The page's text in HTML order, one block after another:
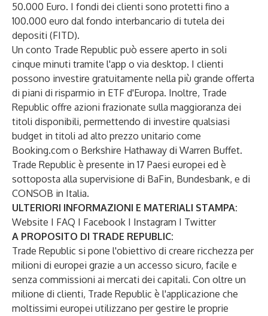
50.000 Euro. I fondi dei clienti sono protetti fino a
100.000 euro dal fondo interbancario di tutela dei
depositi (FITD).
Un conto Trade Republic può essere aperto in soli
cinque minuti tramite l'app o via desktop. I clienti
possono investire gratuitamente nella più grande offerta
di piani di risparmio in ETF d'Europa. Inoltre, Trade
Republic offre azioni frazionate sulla maggioranza dei
titoli disponibili, permettendo di investire qualsiasi
budget in titoli ad alto prezzo unitario come
Booking.com o Berkshire Hathaway di Warren Buffet.
Trade Republic è presente in 17 Paesi europei ed è
sottoposta alla supervisione di BaFin, Bundesbank, e di
CONSOB in Italia.
ULTERIORI INFORMAZIONI E MATERIALI STAMPA:
Website I FAQ I Facebook I Instagram I Twitter
A PROPOSITO DI TRADE REPUBLIC:
Trade Republic si pone l'obiettivo di creare ricchezza per
milioni di europei grazie a un accesso sicuro, facile e
senza commissioni ai mercati dei capitali. Con oltre un
milione di clienti, Trade Republic è l'applicazione che
moltissimi europei utilizzano per gestire le proprie